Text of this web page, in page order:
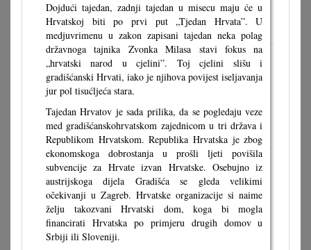
Dojdući tajedan, zadnji tajedan u misecu maju će u
Hrvatskoj biti po prvi put „Tjedan Hrvata”. U
medjuvrimenu u zakon zapisani tajedan neka polag
državnoga tajnika Zvonka Milasa stavi fokus na
„hrvatski narod u cjelini”. Toj cjelini slišu i
gradišćanski Hrvati, iako je njihova povijest iseljavanja
jur pol tisućljeća stara.
Tajedan Hrvatov je sada prilika, da se pogledaju veze
med gradišćanskohrvatskom zajednicom u tri država i
Republikom Hrvatskom. Republika Hrvatska je zbog
ekonomskoga dobrostanja u prošli ljeti povišila
subvencije za Hrvate izvan Hrvatske. Osebujno iz
austrijskoga dijela Gradišća se gleda velikimi
očekivanji u Zagreb. Hrvatske organizacije si naime
želju takozvani Hrvatski dom, koga bi mogla
financirati Hrvatska po primjeru drugih domov u
Srbiji ili Sloveniji.